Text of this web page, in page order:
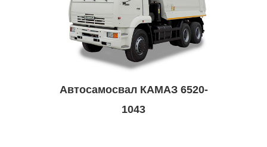
Автосамосвал КАМАЗ 6520-
1043